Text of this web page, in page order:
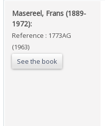
‎Masereel, Frans (1889-
1972):‎
Reference : 1773AG
(1963)
See the book